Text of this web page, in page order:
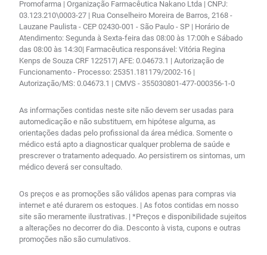
Promofarma | Organização Farmacêutica Nakano Ltda | CNPJ:
03.123.210\0003-27 | Rua Conselheiro Moreira de Barros, 2168 -
Lauzane Paulista - CEP 02430-001 - São Paulo - SP | Horário de
Atendimento: Segunda à Sexta-feira das 08:00 às 17:00h e Sábado
das 08:00 às 14:30| Farmacêutica responsável: Vitória Regina
Kenps de Souza CRF 122517| AFE: 0.04673.1 | Autorização de
Funcionamento - Processo: 25351.181179/2002-16 |
Autorização/MS: 0.04673.1 | CMVS - 355030801-477-000356-1-0
As informações contidas neste site não devem ser usadas para
automedicação e não substituem, em hipótese alguma, as
orientações dadas pelo profissional da área médica. Somente o
médico está apto a diagnosticar qualquer problema de saúde e
prescrever o tratamento adequado. Ao persistirem os sintomas, um
médico deverá ser consultado.
Os preços e as promoções são válidos apenas para compras via
internet e até durarem os estoques. | As fotos contidas em nosso
site são meramente ilustrativas. | *Preços e disponibilidade sujeitos
a alterações no decorrer do dia. Desconto à vista, cupons e outras
promoções não são cumulativos.